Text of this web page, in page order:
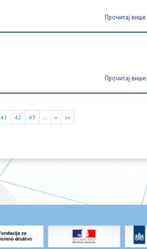
Прочитај
Прочитај
41 42 43 … » »»